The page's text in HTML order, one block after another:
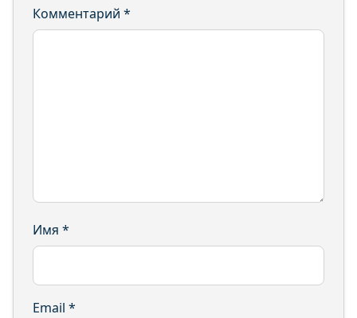
Комментарий *
Имя *
Email *